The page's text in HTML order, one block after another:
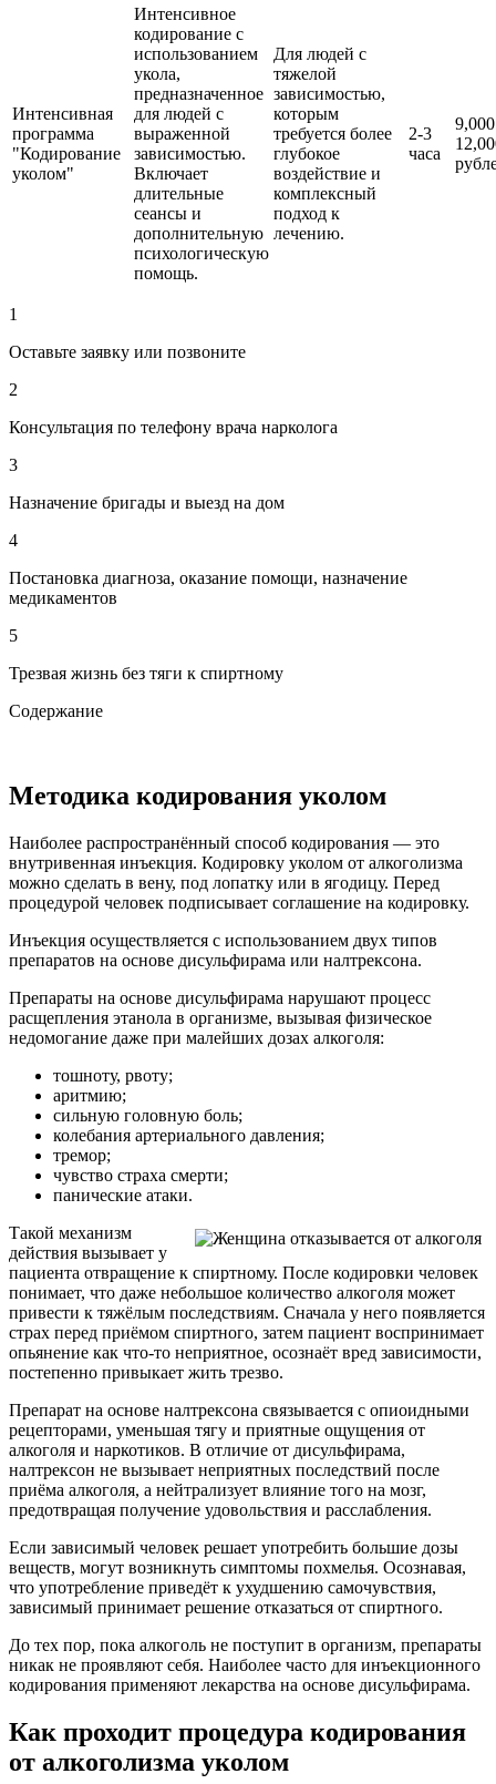
Интенсивная
программа
"Кодирование
уколом"
Интенсивное
кодирование с
использованием
укола,
предназначенное
для людей с
выраженной
зависимостью.
Включает
длительные
сеансы и
дополнительную
психологическую
помощь.
Для людей с
тяжелой
зависимостью,
которым
требуется более
глубокое
воздействие и
комплексный
подход к
лечению.
2-3
часа
1
Оставьте заявку или позвоните
2
Консультация по телефону врача нарколога
3
Назначение бригады и выезд на дом
4
Постановка диагноза, оказание помощи, назначение
медикаментов
5
Трезвая жизнь без тяги к спиртному
Содержание
Методика кодирования уколом
Наиболее распространённый способ кодирования — это
внутривенная инъекция. Кодировку уколом от алкоголизма
можно сделать в вену, под лопатку или в ягодицу. Перед
процедурой человек подписывает соглашение на кодировку.
Инъекция осуществляется с использованием двух типов
препаратов на основе дисульфирама или налтрексона.
Препараты на основе дисульфирама нарушают процесс
расщепления этанола в организме, вызывая физическое
недомогание даже при малейших дозах алкоголя:
тошноту, рвоту;
аритмию;
сильную головную боль;
колебания артериального давления;
тремор;
чувство страха смерти;
панические атаки.
Такой механизм
действия вызывает у
пациента отвращение к спиртному. После кодировки человек
понимает, что даже небольшое количество алкоголя может
привести к тяжёлым последствиям. Сначала у него появляется
страх перед приёмом спиртного, затем пациент воспринимает
опьянение как что-то неприятное, осознаёт вред зависимости,
постепенно привыкает жить трезво.
Препарат на основе налтрексона связывается с опиоидными
рецепторами, уменьшая тягу и приятные ощущения от
алкоголя и наркотиков. В отличие от дисульфирама,
налтрексон не вызывает неприятных последствий после
приёма алкоголя, а нейтрализует влияние того на мозг,
предотвращая получение удовольствия и расслабления.
Если зависимый человек решает употребить большие дозы
веществ, могут возникнуть симптомы похмелья. Осознавая,
что употребление приведёт к ухудшению самочувствия,
зависимый принимает решение отказаться от спиртного.
До тех пор, пока алкоголь не поступит в организм, препараты
никак не проявляют себя. Наиболее часто для инъекционного
кодирования применяют лекарства на основе дисульфирама.
Как проходит процедура кодирования
от алкоголизма уколом